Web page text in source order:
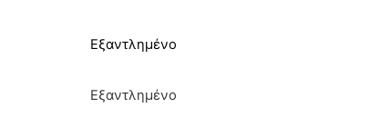
Εξαντλημένο
Εξαντλημένο